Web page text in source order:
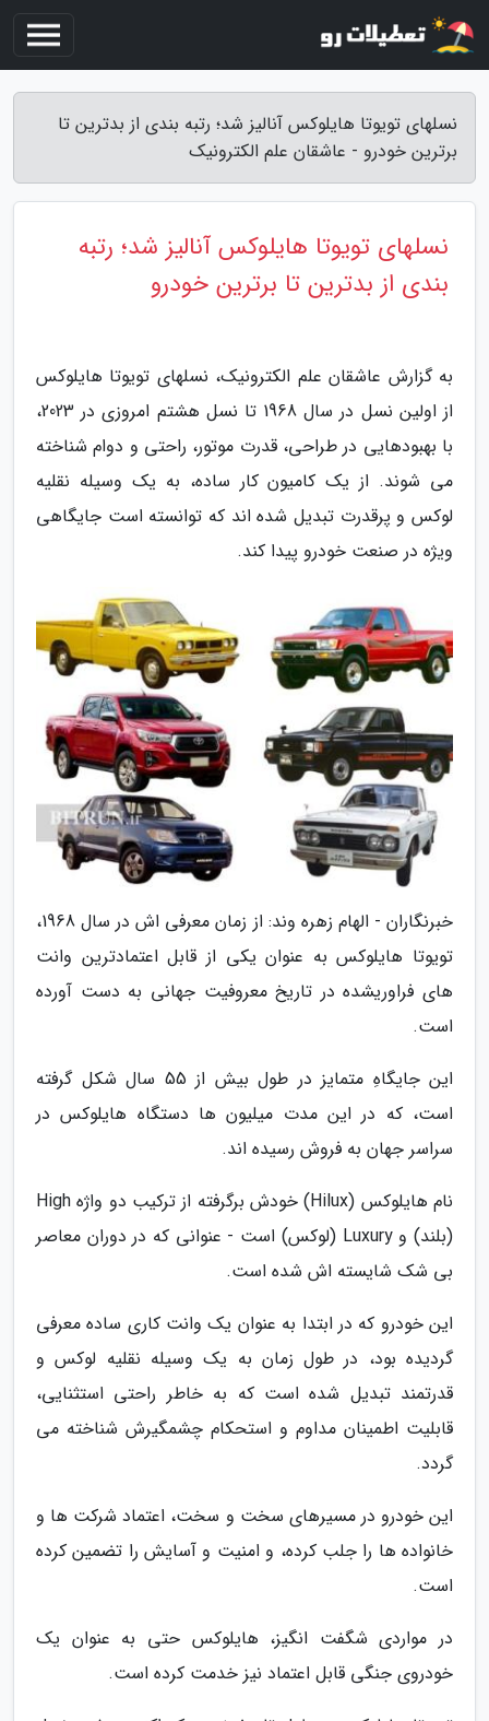
نسلهای تویوتا هایلوکس آنالیز شد؛ رتبه بندی از بدترین تا
برترین خودرو - عاشقان علم الکترونیک
نسلهای تویوتا هایلوکس آنالیز شد؛ رتبه
بندی از بدترین تا برترین خودرو
به گزارش عاشقان علم الکترونیک، نسلهای تویوتا هایلوکس
از اولین نسل در سال 1968 تا نسل هشتم امروزی در 2023،
با بهبودهایی در طراحی، قدرت موتور، راحتی و دوام شناخته
می شوند. از یک کامیون کار ساده، به یک وسیله نقلیه
لوکس و پرقدرت تبدیل شده اند که توانسته است جایگاهی
ویژه در صنعت خودرو پیدا کند.
خبرنگاران - الهام زهره وند: از زمان معرفی اش در سال 1968،
تویوتا هایلوکس به عنوان یکی از قابل اعتمادترین وانت
های فراوریشده در تاریخ معروفیت جهانی به دست آورده
است.
این جایگاهِ متمایز در طول بیش از 55 سال شکل گرفته
است، که در این مدت میلیون ها دستگاه هایلوکس در
سراسر جهان به فروش رسیده اند.
نام هایلوکس (Hilux) خودش برگرفته از ترکیب دو واژه High
(بلند) و Luxury (لوکس) است - عنوانی که در دوران معاصر
بی شک شایسته اش شده است.
این خودرو که در ابتدا به عنوان یک وانت کاری ساده معرفی
گردیده بود، در طول زمان به یک وسیله نقلیه لوکس و
قدرتمند تبدیل شده است که به خاطر راحتی استثنایی،
قابلیت اطمینان مداوم و استحکام چشمگیرش شناخته می
گردد.
این خودرو در مسیرهای سخت و سخت، اعتماد شرکت ها و
خانواده ها را جلب کرده، و امنیت و آسایش را تضمین کرده
است.
در مواردی شگفت انگیز، هایلوکس حتی به عنوان یک
خودروی جنگی قابل اعتماد نیز خدمت کرده است.